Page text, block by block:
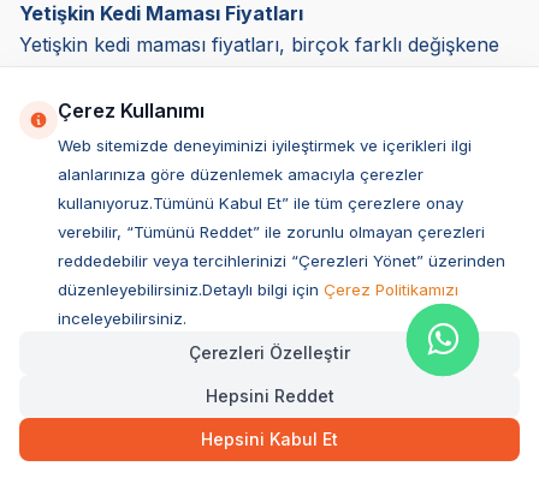
Yetişkin Kedi Maması Fiyatları
Yetişkin kedi maması fiyatları, birçok farklı değişkene
belirleyen en önemli faktörler mamanın içeriği,
kullanılan protein kaynağı, markanın bilinirliği, üretim
maliyetleri ve ambalaj boyutudur. Bazı mamalar daha
uygun fiyatlı olurken, premium segmentte yer alan
markalar daha yüksek bir fiyat etiketiyle
sunulmaktadır. Ancak, yüksek fiyat her zaman en iyi
besin değerini sunmaz. Bu nedenle, fiyat odaklı kedi
maması karşılaştırması yaparken mamanın içeriğini,
protein ve yağ oranını, katkı maddesi olup olmadığını
ve tahıl içeriğini dikkatlice incelemek gerekir.
Yetişkin Kedi Maması Fiyatlarını Etkileyen Faktörler
Protein Kaynağı ve Kalitesi
Çerez Kullanımı
Web sitemizde deneyiminizi iyileştirmek ve içerikleri ilgi
alanlarınıza göre düzenlemek amacıyla çerezler
kullanıyoruz.Tümünü Kabul Et” ile tüm çerezlere onay
verebilir, “Tümünü Reddet” ile zorunlu olmayan çerezleri
reddedebilir veya tercihlerinizi “Çerezleri Yönet” üzerinden
düzenleyebilirsiniz.Detaylı bilgi için Çerez Politikamızı
inceleyebilirsiniz.
Çerezleri Özelleştir
Hepsini Reddet
Hepsini Kabul Et